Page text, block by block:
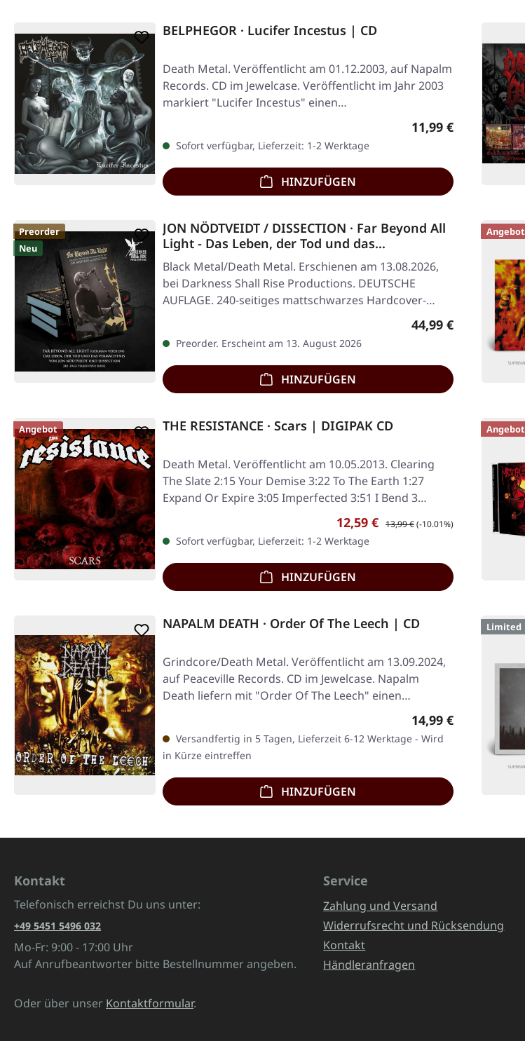
BELPHEGOR · Lucifer Incestus | CD
Death Metal. Veröffentlicht am 01.12.2003, auf Napalm
Records. CD im Jewelcase. Veröffentlicht im Jahr 2003
markiert "Lucifer Incestus" einen…
Regulärer Preis:
11,99 €
Sofort verfügbar, Lieferzeit: 1-2 Werktage
HINZUFÜGEN
Preorder
Neu
JON NÖDTVEIDT / DISSECTION · Far Beyond All
Light - Das Leben, der Tod und das
Vermächtnis von Jon Nödtveidt und Dissection
(German) | HARDCOVER BOOK
Black Metal/Death Metal. Erschienen am 13.08.2026,
bei Darkness Shall Rise Productions. DEUTSCHE
AUFLAGE. 240-seitiges mattschwarzes Hardcover-
Regulärer Preis:
44,99 €
Preorder. Erscheint am 13. August 2026
HINZUFÜGEN
Angebot
Angebot THE RESISTANCE · Scars | DIGIPAK CD
Death Metal. Veröffentlicht am 10.05.2013. Clearing
The Slate 2:15 Your Demise 3:22 To The Earth 1:27
Expand Or Expire 3:05 Imperfected 3:51 I Bend 3…
Verkaufspreis:
12,59 € Regulärer Preis:
13,99 €(-10.01%)
Sofort verfügbar, Lieferzeit: 1-2 Werktage
HINZUFÜGEN
Angebot
NAPALM DEATH · Order Of The Leech | CD
Grindcore/Death Metal. Veröffentlicht am 13.09.2024,
auf Peaceville Records. CD im Jewelcase. Napalm
Death liefern mit "Order Of The Leech" einen…
Regulärer Preis:
14,99 €
Versandfertig in 5 Tagen, Lieferzeit 6-12 Werktage - Wird
in Kürze eintreffen
HINZUFÜGEN
Limited
Kontakt
Telefonisch erreichst Du uns unter:
+49 5451 5496 032
Mo-Fr: 9:00 - 17:00 Uhr
Auf Anrufbeantworter bitte Bestellnummer angeben.
Oder über unser Kontaktformular.
Service
Zahlung und Versand
Widerrufsrecht und Rücksendung
Kontakt
Händleranfragen